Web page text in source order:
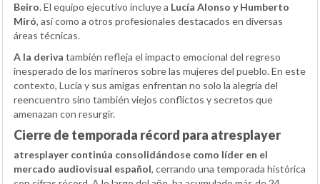
Beiro. El equipo ejecutivo incluye a Lucía Alonso y Humberto
Miró, así como a otros profesionales destacados en diversas
áreas técnicas.
A la deriva también refleja el impacto emocional del regreso
inesperado de los marineros sobre las mujeres del pueblo. En este
contexto, Lucía y sus amigas enfrentan no solo la alegría del
reencuentro sino también viejos conflictos y secretos que
amenazan con resurgir.
Cierre de temporada récord para atresplayer
atresplayer continúa consolidándose como líder en el
mercado audiovisual español, cerrando una temporada histórica